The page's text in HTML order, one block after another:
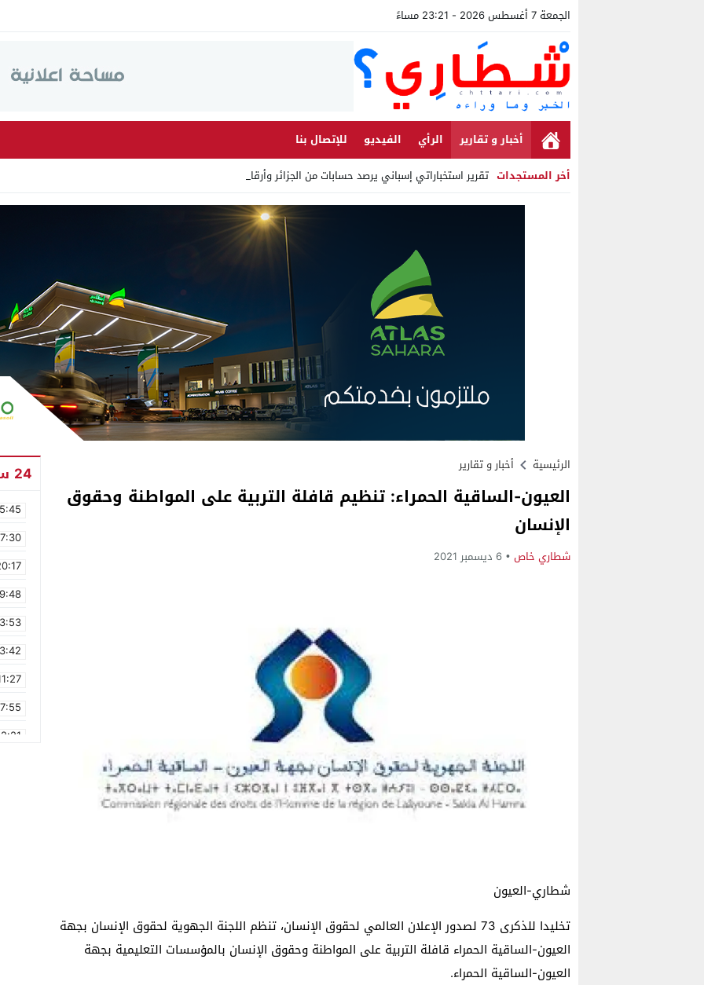
الجمعة 7 أغسطس 2026 - 23:21 مساءً
أخبار و تقارير الرأي الفيديو
للإتصال بنا
أخر المستجدات تقرير استخباراتي إسباني يرصد حسابات من الجزائر وأرقاما بـ”213 _
Stop
الرئيسية أخبار و تقارير
العيون-الساقية الحمراء: تنظيم قافلة التربية على المواطنة وحقوق
الإنسان
شطاري خاص 6 ديسمبر 2021
شطاري-العيون
تخليدا للذكرى 73 لصدور الإعلان العالمي لحقوق الإنسان، تنظم اللجنة الجهوية لحقوق الإنسان بجهة
العيون-الساقية الحمراء قافلة التربية على المواطنة وحقوق الإنسان بالمؤسسات التعليمية بجهة
العيون-الساقية الحمراء.
24 ساعة